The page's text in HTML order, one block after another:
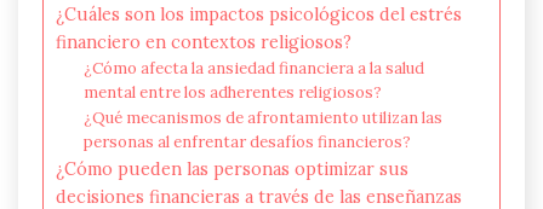
¿Cuáles son los impactos psicológicos del estrés
financiero en contextos religiosos?
¿Cómo afecta la ansiedad financiera a la salud
mental entre los adherentes religiosos?
¿Qué mecanismos de afrontamiento utilizan las
personas al enfrentar desafíos financieros?
¿Cómo pueden las personas optimizar sus
decisiones financieras a través de las enseñanzas